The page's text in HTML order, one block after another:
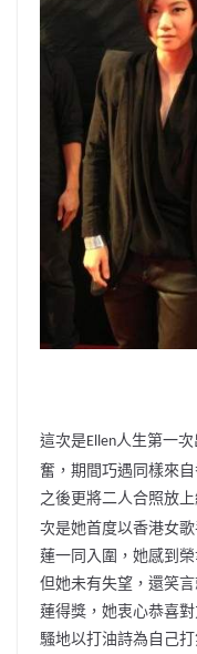
這次是Ellen人生第一
奮，期間巧遇同樣來
之後更將二人合照放
次是她首度以香港女
蓮一同入圍，她感到榮
但她未有失望， 還笑
蓮得獎， 她衷心恭喜
騷地以打油詩為自己